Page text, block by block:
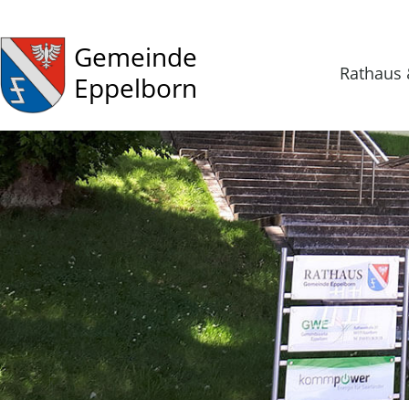
Gemeinde
Eppelborn
Rathaus